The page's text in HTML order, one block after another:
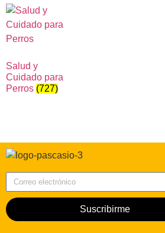
Salud y
Cuidado para
Perros (727)
Suscribirme